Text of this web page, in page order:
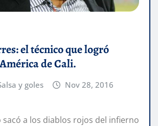
el técnico que logró
de Cali.
y goles
Nov 28, 2016
sacó a los diablos rojos del infierno